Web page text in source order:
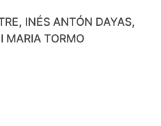
INÉS ANTÓN DAYAS,
MARIA TORMO